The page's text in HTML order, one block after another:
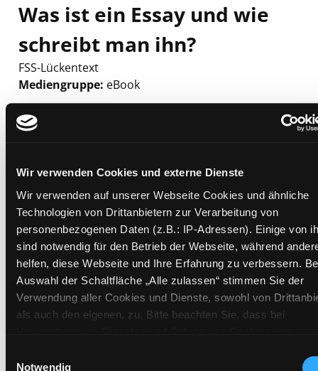
Wir verwenden Cookies und externe Dienste
Wir verwenden auf unserer Webseite Cookies und ähnliche
Technologien von Drittanbietern zur Verarbeitung von
personenbezogenen Daten (z.B.: IP-Adressen). Einige von
sind notwendig für den Betrieb der Webseite, während
helfen, diese Webseite und Ihre Erfahrung zu verbessern.
Auswahl der Schaltfläche „Alle zulassen“ stimmen Sie der
Verwendung aller Cookies und Dienste, sowohl von
als auch den eigenen, zu. Bitte beachten Sie, dass bei
(Länder außerhalb des EWR ohne adäquates
Notwendig
Was ist ein Essay und wie
schreibt man ihn?
FSS-Lückentext
Mediengruppe: eBook
Suche nach diesem Verfasser
Beschreibung ein-/ausblenden
Exemplare
Zweigstelle:Bibliothek digital
Signatur:
Standort 2:
Status: Zum Download
Frist: